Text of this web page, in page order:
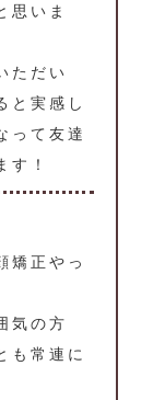
思いま
ただい
と実感し
って友達
す！
矯正やっ
気の方
も常連に